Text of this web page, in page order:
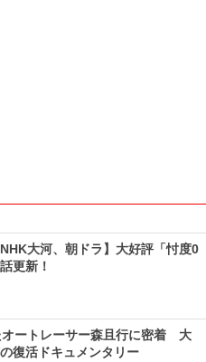
NHK大河、朝ドラ】大好評「忖度0
更新！
オートレーサー森且行に密着 大
復活ドキュメンタリー